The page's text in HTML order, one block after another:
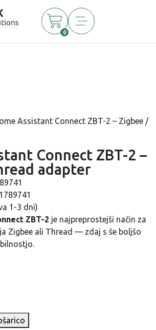
0
Assistant Connect ZBT-2 – Zigbee /
Connect ZBT-2 –
adapter
1-3 dni)
ZBT-2 je najpreprostejši način za
Zigbee ali Thread — zdaj s še boljšo